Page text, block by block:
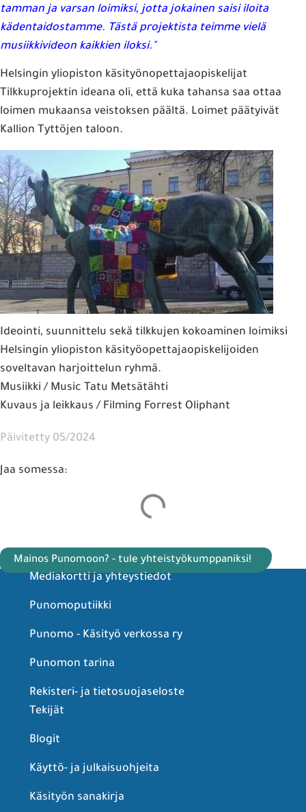
tamman ja varsan loimiksi, jotta jokainen saisi iloita
kädentaidostamme. Tästä projektista teimme vielä
musiikkivideon kaikkien iloksi."
Helsingin yliopiston käsityönopettajaopiskelijat
Tilkkuprojektin ideana oli, että kuka tahansa saa ottaa
loimen mukaansa veistoksen päältä. Loimet päätyivät
Kallion Tyttöjen taloon.
Ideointi, suunnittelu sekä tilkkujen kokoaminen loimiksi
Helsingin yliopiston käsityöopettajaopiskelijoiden
soveltavan harjoittelun ryhmä.
Musiikki / Music Tatu Metsätähti
Kuvaus ja leikkaus / Filming Forrest Oliphant
Päivitetty 05/2024
Jaa somessa:
Mainos Punomoon? - tule yhteistyökumppaniksi!
Mediakortti ja yhteystiedot
Punomoputiikki
Punomo - Käsityö verkossa ry
Punomon tarina
Rekisteri- ja tietosuojaseloste
Tekijät
Blogit
Käyttö- ja julkaisuohjeita
Käsityön sanakirja